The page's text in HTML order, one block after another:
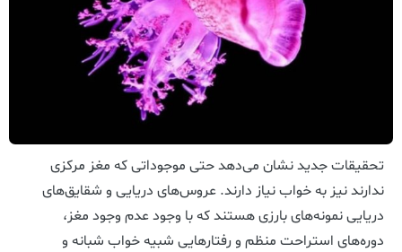
تحقیقات جدید نشان می‌دهد حتی موجوداتی که مغز مرکزی
ندارند نیز به خواب نیاز دارند. عروس‌های دریایی و شقایق‌های
دریایی نمونه‌های بارزی هستند که با وجود عدم وجود مغز،
دوره‌های استراحت منظم و رفتارهایی شبیه خواب شبانه و